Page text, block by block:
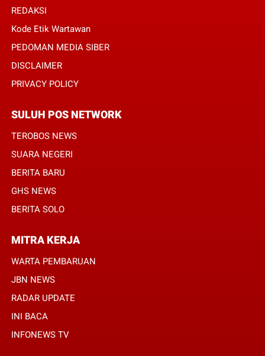
REDAKSI
Kode Etik Wartawan
PEDOMAN MEDIA SIBER
DISCLAIMER
PRIVACY POLICY
SULUH POS NETWORK
TEROBOS NEWS
SUARA NEGERI
BERITA BARU
GHS NEWS
BERITA SOLO
MITRA KERJA
WARTA PEMBARUAN
JBN NEWS
RADAR UPDATE
INI BACA
INFONEWS TV